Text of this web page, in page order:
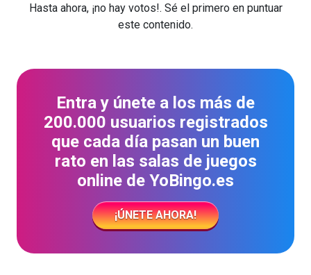
Hasta ahora, ¡no hay votos!. Sé el primero en puntuar
este contenido.
Entra y únete a los más de
200.000 usuarios registrados
que cada día pasan un buen
rato en las salas de juegos
online de YoBingo.es
¡ÚNETE AHORA!